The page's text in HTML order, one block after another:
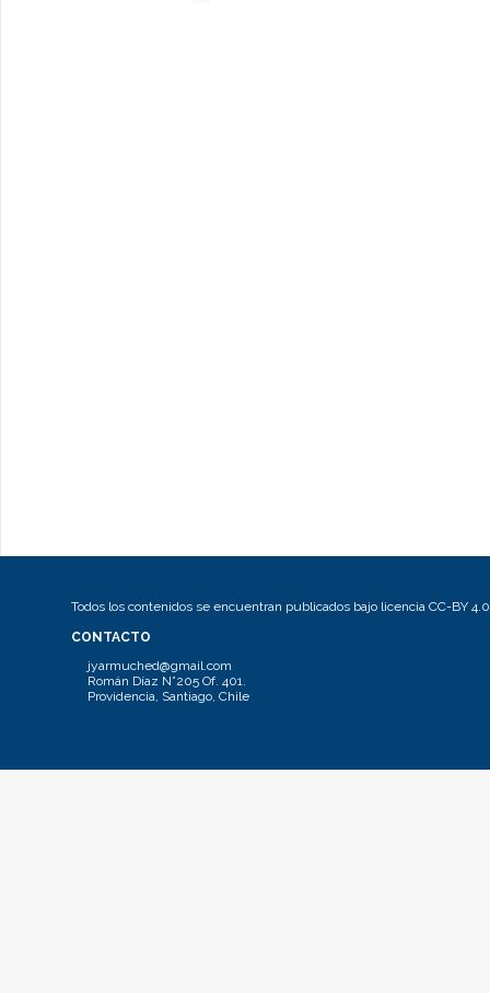
Todos los contenidos se encuentran publicados bajo licencia CC-BY 4.0
CONTACTO
jyarmuched@gmail.com
Román Díaz N°205 Of. 401.
Providencia, Santiago, Chile